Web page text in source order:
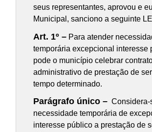
seus representantes, aprovou e
Municipal, sanciono a seguinte
Art. 1º – Para atender
temporária excepcional interesse
pode o município celebrar
administrativo de prestação de
tempo determinado.
Parágrafo único – Considera-
necessidade temporária de
interesse público a prestação de